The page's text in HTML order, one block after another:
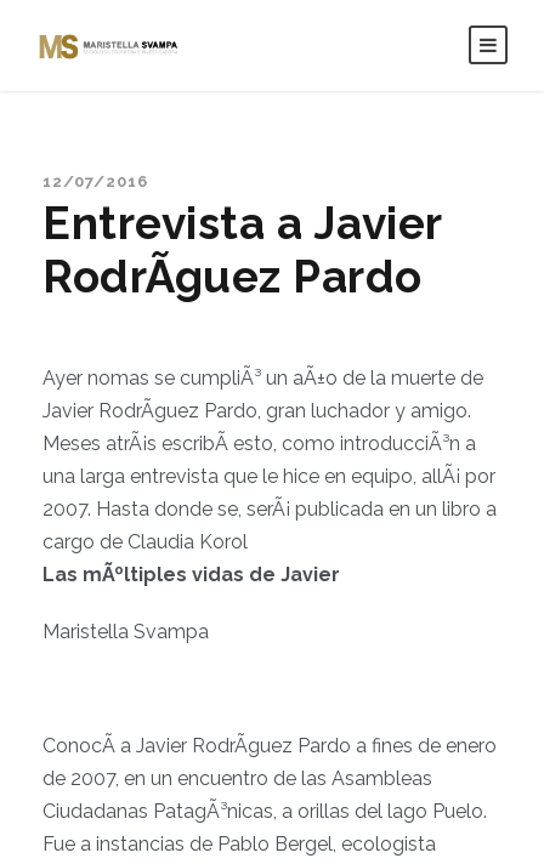
12/07/2016
Entrevista a Javier
RodrÃ­guez Pardo
Ayer nomas se cumpliÃ³ un aÃ±o de la muerte de
Javier RodrÃ­guez Pardo, gran luchador y amigo.
Meses atrÃ¡s escribÃ­ esto, como introducciÃ³n a
una larga entrevista que le hice en equipo, allÃ¡ por
2007. Hasta donde se, serÃ¡ publicada en un libro a
cargo de Claudia Korol
Las mÃºltiples vidas de Javier
Maristella Svampa
ConocÃ­ a Javier RodrÃ­guez Pardo a fines de enero
de 2007, en un encuentro de las Asambleas
Ciudadanas PatagÃ³nicas, a orillas del lago Puelo.
Fue a instancias de Pablo Bergel, ecologista